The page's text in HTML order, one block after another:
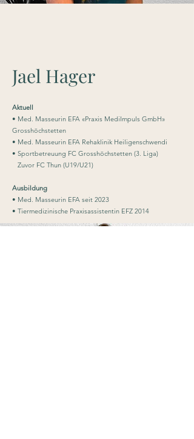
Jael Hager
Aktuell
• Med. Masseurin EFA «Praxis MediImpuls GmbH»
Grosshöchstetten
• Med. Masseurin EFA Rehaklinik Heiligenschwendi
• Sportbetreuung FC Grosshöchstetten (3. Liga)
Zuvor FC Thun (U19/U21)
Ausbildung
• Med. Masseurin EFA seit 2023
• Tiermedizinische Praxisassistentin EFZ 2014